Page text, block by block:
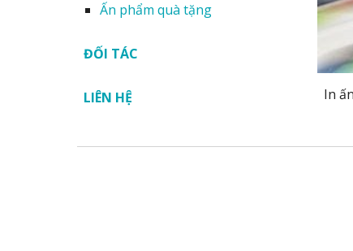
Ấn phẩm quà tặng
ĐỐI TÁC
LIÊN HỆ In